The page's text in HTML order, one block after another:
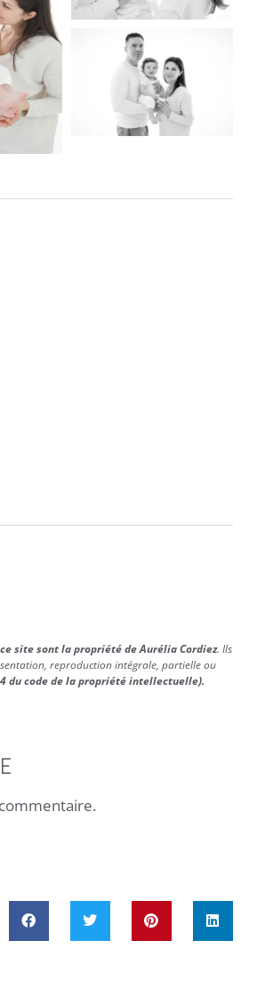
site sont la propriété de Aurélia Cordiez. Ils
reproduction intégrale, partielle ou
du code de la propriété intellectuelle).